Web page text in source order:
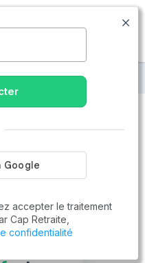
un emploi
accepter le traitement
Cap Retraite,
confidentialité